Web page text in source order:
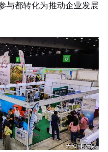
与都转化为推动企业发展